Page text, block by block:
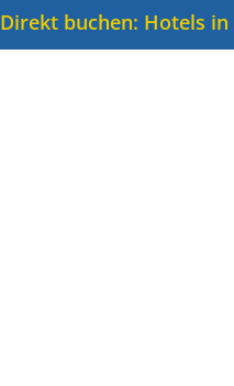
Direkt buchen: Hotels in